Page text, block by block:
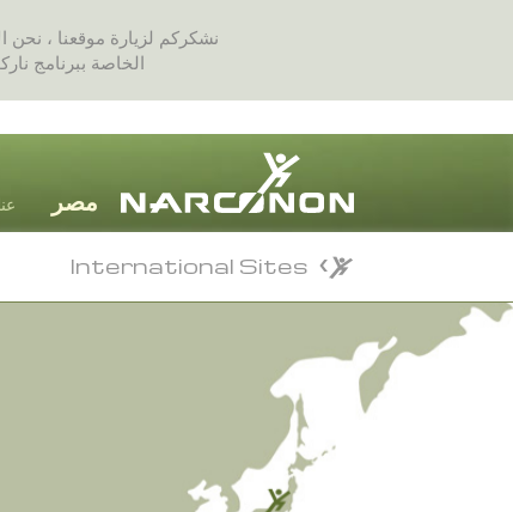
نشكركم لزيارة موقعنا ،
الخاصة ببرنامج
⨯
International Sites